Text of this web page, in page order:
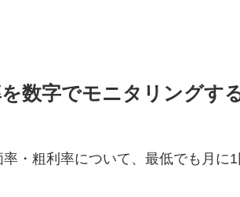
数字でモニタリングす
・粗利率について、最低でも月に